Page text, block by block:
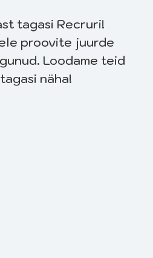
tagasi Recruri!
proovite juurde
Loodame teid
näha!